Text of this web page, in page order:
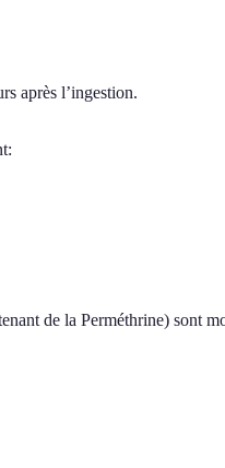
après l’ingestion.
de la Perméthrine) sont